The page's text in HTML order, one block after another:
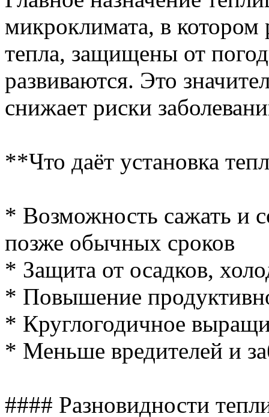
микроклимата, в
тепла, защищены от
развиваются. Это
снижает риски
**Что даёт установка
* Возможность сажать и
позже обычных сроков
* Защита от осадков,
* Повышение
* Круглогодичное
* Меньше вредителей и
#### Разновидности